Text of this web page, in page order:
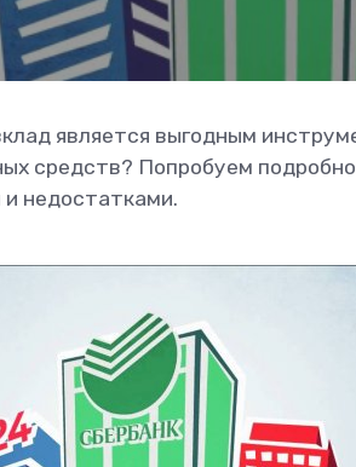
является выгодным
средств? Попробуем
недостатками.